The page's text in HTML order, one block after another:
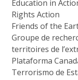
Education in
Rights Action
Friends of the
Groupe de
territoires de
Plataforma
Terrorismo de